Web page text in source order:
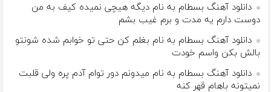
دانلود آهنگ بسطام به نام دیگه هیچی نمیده کیف به من
دوست دارم یه مدت و برم غیب بشم
دانلود آهنگ بسطام به نام بغلم کن حتی تو خوابم شده شونتو
بالش بکن واسم خودت
دانلود آهنگ بسطام به نام میدونم دور توام آدم پره ولی قلبت
نمیتونه باهام قهر کنه